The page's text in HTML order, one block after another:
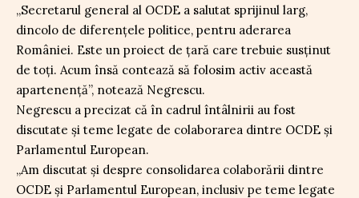
„Secretarul general al OCDE a salutat sprijinul larg,
dincolo de diferențele politice, pentru aderarea
României. Este un proiect de țară care trebuie susținut
de toți. Acum însă contează să folosim activ această
apartenență”, notează Negrescu.
Negrescu a precizat că în cadrul întâlnirii au fost
discutate și teme legate de colaborarea dintre OCDE și
Parlamentul European.
„Am discutat și despre consolidarea colaborării dintre
OCDE și Parlamentul European, inclusiv pe teme legate